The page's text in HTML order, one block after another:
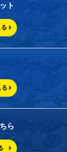
ト
ら